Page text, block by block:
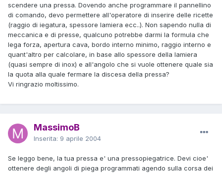
scendere una pressa. Dovendo anche programmare il pannellino
di comando, devo permettere all'operatore di inserire delle ricette
(raggio di iegatura, spessore lamiera ecc..). Non sapendo nulla di
meccanica e di presse, qualcuno potrebbe darmi la formula che
lega forza, apertura cava, bordo interno minimo, raggio interno e
quant'altro per calcolare, in base allo spessore della lamiera
(quasi sempre di inox) e all'angolo che si vuole ottenere quale sia
la quota alla quale fermare la discesa della pressa?
Vi ringrazio moltissimo.
MassimoB
Inserita: 9 aprile 2004
Se leggo bene, la tua pressa e' una pressopiegatrice. Devi cioe'
ottenere degli angoli di piega programmati agendo sulla corsa dei